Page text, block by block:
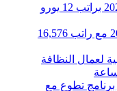
العمل في الفلاحة في فرنسا 2026 براتب 12 يورو
العمل الموسمي في إسبانيا 2026 مع راتب 16,576
فرصة ذهبية لعمال النظافة
برنامج تطوع مع